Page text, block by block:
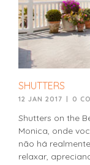
SHUTTERS
12 JAN 2017 0
Shutters on the
Monica, onde
não há
relaxar,